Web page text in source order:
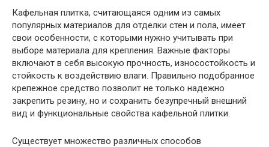
Кафельная плитка, считающаяся одним из самых
популярных материалов для отделки стен и пола, имеет
свои особенности, с которыми нужно учитывать при
выборе материала для крепления. Важные факторы
включают в себя высокую прочность, износостойкость и
стойкость к воздействию влаги. Правильно подобранное
крепежное средство позволит не только надежно
закрепить резину, но и сохранить безупречный внешний
вид и функциональные свойства кафельной плитки.
Существует множество различных способов